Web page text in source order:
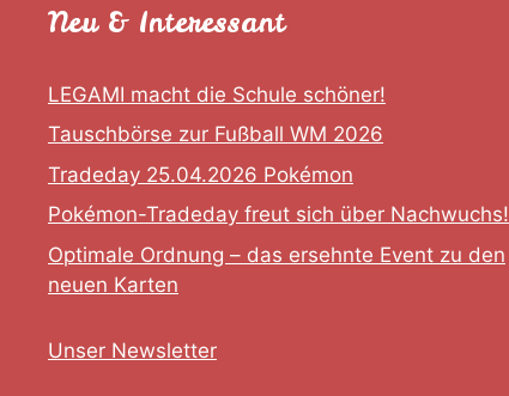
Neu & Interessant
LEGAMI macht die Schule schöner!
Tauschbörse zur Fußball WM 2026
Tradeday 25.04.2026 Pokémon
Pokémon-Tradeday freut sich über Nachwuchs!
Optimale Ordnung – das ersehnte Event zu den
neuen Karten
Unser Newsletter